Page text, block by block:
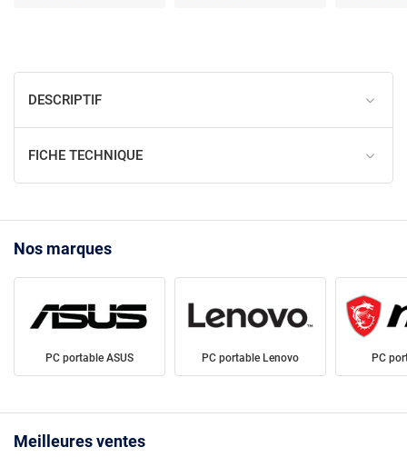
DESCRIPTIF
FICHE TECHNIQUE
Nos marques
PC portable ASUS PC portable Lenovo PC
Meilleures ventes